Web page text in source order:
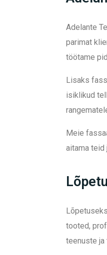
Adelante
parimat
töötame
Lisaks
isiklikud
Meie
aitama teid
tooted,
teenuste ja